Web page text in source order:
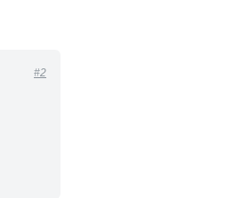
#2